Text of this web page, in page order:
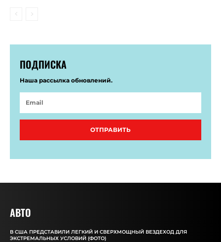
ПОДПИСКА
Наша рассылка обновлений.
ОТПРАВИТЬ
АВТО
В США ПРЕДСТАВИЛИ ЛЕГКИЙ И СВЕРХМОЩНЫЙ ВЕЗДЕХОД ДЛЯ
ЭКСТРЕМАЛЬНЫХ УСЛОВИЙ (ФОТО)